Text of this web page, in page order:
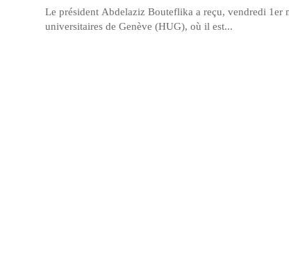
Le président Abdelaziz Bouteflika a reçu, vendredi 1er
universitaires de Genève (HUG), où il est...